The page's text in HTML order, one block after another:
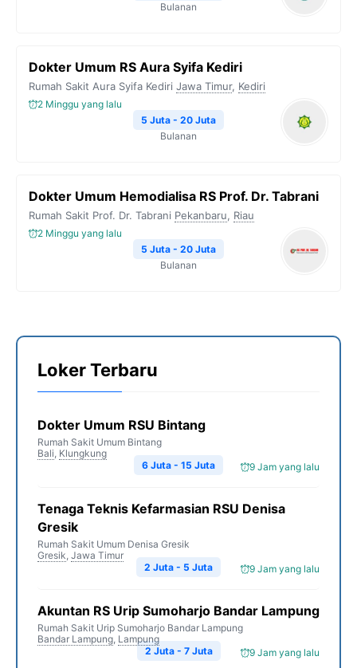
Bulanan
Dokter Umum RS Aura Syifa Kediri
Rumah Sakit Aura Syifa Kediri Jawa Timur, Kediri
2 Minggu yang lalu
5 Juta - 20 Juta
Bulanan
Dokter Umum Hemodialisa RS Prof. Dr. Tabrani
Rumah Sakit Prof. Dr. Tabrani Pekanbaru, Riau
2 Minggu yang lalu
5 Juta - 20 Juta
Bulanan
Loker Terbaru
Dokter Umum RSU Bintang
Rumah Sakit Umum Bintang
Bali, Klungkung
9 Jam yang lalu
6 Juta - 15 Juta
Tenaga Teknis Kefarmasian RSU Denisa
Gresik
Rumah Sakit Umum Denisa Gresik
Gresik, Jawa Timur
9 Jam yang lalu
2 Juta - 5 Juta
Akuntan RS Urip Sumoharjo Bandar Lampung
Rumah Sakit Urip Sumoharjo Bandar Lampung
Bandar Lampung, Lampung
9 Jam yang lalu
2 Juta - 7 Juta